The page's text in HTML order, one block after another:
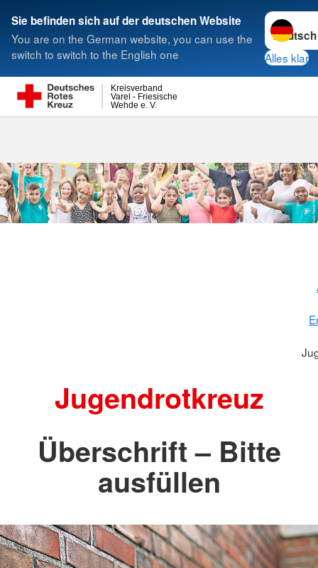
Sie befinden sich auf der deutschen Website
You are on the German website, you can use the
switch to switch to the English one
Sprache
Alles klar
Wehde e. V.
Varel - Friesische
Kreisverband
Suche
Jugendrotkreuz
Überschrift – Bitte
ausfüllen